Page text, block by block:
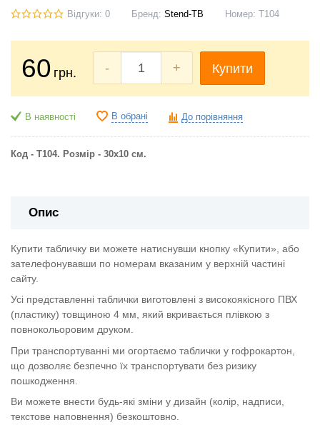
Відгуки: 0 Бренд: Stend-TB Номер: Т104
60 грн. - + Купити
В наявності В обрані До порівняння
Код - Т104. Розмір - 30х10 см.
Опис
Купити табличку ви можете натиснувши кнопку «Купити», або
зателефонувавши по номерам вказаним у верхній частині
сайту.
Усі представленні таблички виготовлені з високоякісного ПВХ
(пластику) товщиною 4 мм, який вкривається плівкою з
повнокольоровим друком.
При транспортуванні ми огортаємо таблички у гофрокартон,
що дозволяє безпечно їх транспортувати без ризику
пошкодження.
Ви можете внести будь-які зміни у дизайн (колір, надписи,
текстове наповнення) безкоштовно.